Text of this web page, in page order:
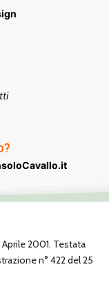
2001. Testata
n° 422 del 25